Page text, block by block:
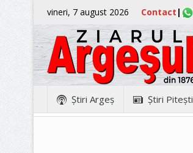
vineri, 7 august 2026 Contact |
Ştiri Argeş Ştiri Piteşti